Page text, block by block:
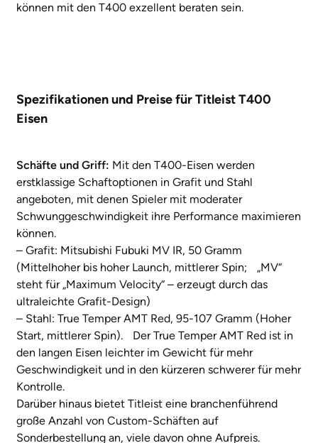
können mit den T400 exzellent beraten sein.
Spezifikationen und Preise für Titleist T400
Eisen
Schäfte und Griff: Mit den T400-Eisen werden
erstklassige Schaftoptionen in Grafit und Stahl
angeboten, mit denen Spieler mit moderater
Schwunggeschwindigkeit ihre Performance maximieren
können.
– Grafit: Mitsubishi Fubuki MV IR, 50 Gramm
(Mittelhoher bis hoher Launch, mittlerer Spin; „MV“
steht für „Maximum Velocity“ – erzeugt durch das
ultraleichte Grafit-Design)
– Stahl: True Temper AMT Red, 95-107 Gramm (Hoher
Start, mittlerer Spin). Der True Temper AMT Red ist in
den langen Eisen leichter im Gewicht für mehr
Geschwindigkeit und in den kürzeren schwerer für mehr
Kontrolle.
Darüber hinaus bietet Titleist eine branchenführend
große Anzahl von Custom-Schäften auf
Sonderbestellung an, viele davon ohne Aufpreis.